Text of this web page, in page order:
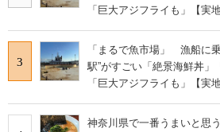
「巨大アジフライも」【実
3
「まるで魚市場」 漁船に
駅”がすごい「絶景海鮮丼」
「巨大アジフライも」【実
神奈川県で一番うまいと思